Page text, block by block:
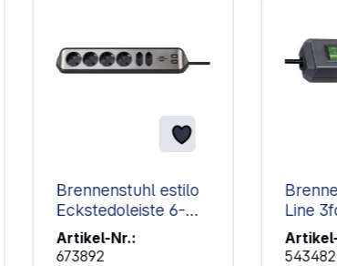
Brennenstuhl estilo
Eckstedoleiste 6-
fach schwarz
Artikel-Nr.:
673892
Line 3fach
1,5m
543482